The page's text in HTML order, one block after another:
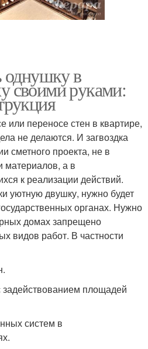
однушку в
своими руками:
или переносе стен в квартире,
не делаются. И загвоздка
сметного проекта, не в
материалов, а в
к реализации действий.
уютную двушку, нужно будет
органах. Нужно
домах запрещено
видов работ. В частности
площадей
систем в